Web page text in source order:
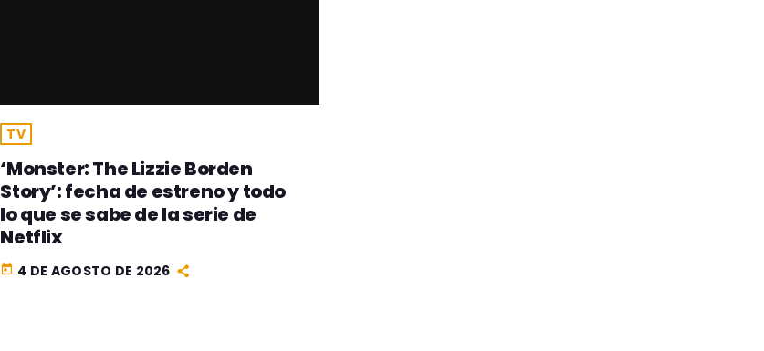
TV
‘Monster: The Lizzie Borden
Story’: fecha de estreno y todo
lo que se sabe de la serie de
Netflix
today 4 DE AGOSTO DE 2026